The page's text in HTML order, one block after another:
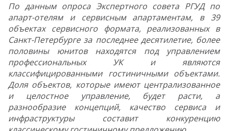
По данным опроса Экспертного совета РГУД по
апарт-отелям и сервисным апартаментам, в 39
объектах сервисного формата, реализованных в
Санкт-Петербурге за последнее десятилетие, более
половины юнитов находятся под управлением
профессиональных УК и являются
классифицированными гостиничными объектами.
Доля объектов, которые имеют централизованное
и целостное управление, будет расти, а
разнообразие концепций, качество сервиса и
инфраструктуры составит конкуренцию